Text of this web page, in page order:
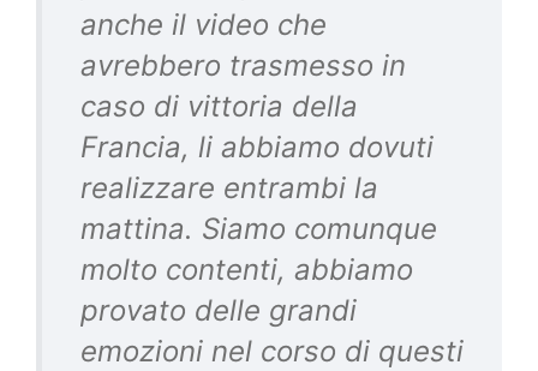
anche il video che
avrebbero trasmesso in
caso di vittoria della
Francia, li abbiamo dovuti
realizzare entrambi la
mattina. Siamo comunque
molto contenti, abbiamo
provato delle grandi
emozioni nel corso di questi